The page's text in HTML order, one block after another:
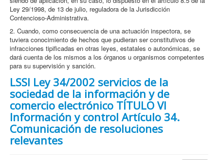
Ley 29/1998, de 13 de julio, reguladora de la Jurisdicción
Contencioso-Administrativa.
2. Cuando, como consecuencia de una actuación inspectora, se
tuviera conocimiento de hechos que pudieran ser constitutivos de
infracciones tipificadas en otras leyes, estatales o autonómicas, se
dará cuenta de los mismos a los órganos u organismos competentes
para su supervisión y sanción.
LSSI Ley 34/2002 servicios de la
sociedad de la información y de
comercio electrónico TÍTULO VI
Información y control Artículo 34.
Comunicación de resoluciones
relevantes